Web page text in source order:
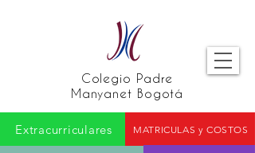
Extracurriculares MATRICULAS y COSTOS
Colegio Padre
Manyanet Bogotá